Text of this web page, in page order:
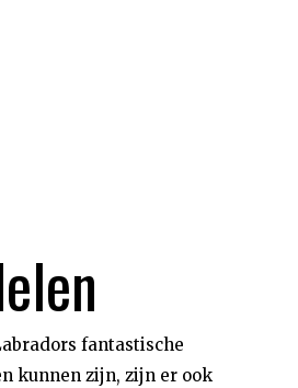
fantastische
kunnen zijn, zijn er ook